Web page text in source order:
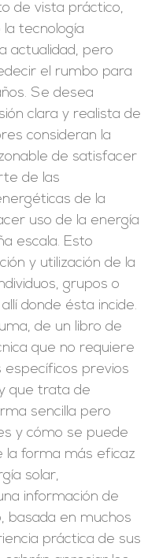
de vista práctico,
tecnología
actualidad, pero
el rumbo para
Se desea
clara y realista de
consideran la
de satisfacer
de las
de la
uso de la energía
escala. Esto
y utilización de la
grupos o
donde ésta incide.
de un libro de
que no requiere
específicos previos
que trata de
sencilla pero
y cómo se puede
la forma más eficaz
solar,
información de
basada en muchos
práctica de sus